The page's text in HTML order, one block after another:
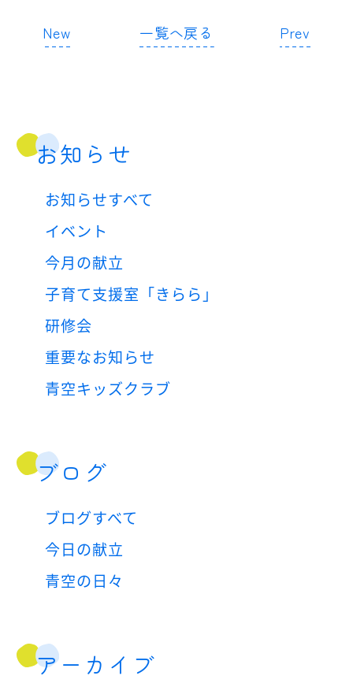
New 一覧へ戻る Prev
お知らせ
お知らせすべて
イベント
今月の献立
子育て支援室「きらら」
研修会
重要なお知らせ
青空キッズクラブ
ブログ
ブログすべて
今日の献立
青空の日々
アーカイブ